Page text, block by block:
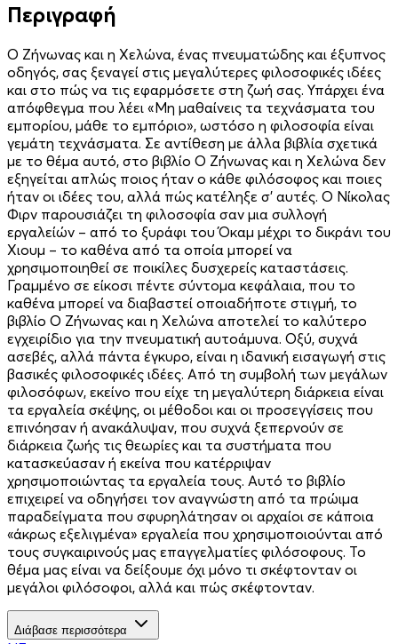
Περιγραφή
Ο Ζήνωνας και η Χελώνα, ένας πνευματώδης και έξυπνος
οδηγός, σας ξεναγεί στις μεγαλύτερες φιλοσοφικές ιδέες
και στο πώς να τις εφαρμόσετε στη ζωή σας. Υπάρχει ένα
απόφθεγμα που λέει «Μη μαθαίνεις τα τεχνάσματα του
εμπορίου, μάθε το εμπόριο», ωστόσο η φιλοσοφία είναι
γεμάτη τεχνάσματα. Σε αντίθεση με άλλα βιβλία σχετικά
με το θέμα αυτό, στο βιβλίο Ο Ζήνωνας και η Χελώνα δεν
εξηγείται απλώς ποιος ήταν ο κάθε φιλόσοφος και ποιες
ήταν οι ιδέες του, αλλά πώς κατέληξε σ’ αυτές. Ο Νίκολας
Φιρν παρουσιάζει τη φιλοσοφία σαν μια συλλογή
εργαλείών – από το ξυράφι του Όκαμ μέχρι το δικράνι του
Χιουμ – το καθένα από τα οποία μπορεί να
χρησιμοποιηθεί σε ποικίλες δυσχερείς καταστάσεις.
Γραμμένο σε είκοσι πέντε σύντομα κεφάλαια, που το
καθένα μπορεί να διαβαστεί οποιαδήποτε στιγμή, το
βιβλίο Ο Ζήνωνας και η Χελώνα αποτελεί το καλύτερο
εγχειρίδιο για την πνευματική αυτοάμυνα. Οξύ, συχνά
ασεβές, αλλά πάντα έγκυρο, είναι η ιδανική εισαγωγή στις
βασικές φιλοσοφικές ιδέες. Από τη συμβολή των μεγάλων
φιλοσόφων, εκείνο που είχε τη μεγαλύτερη διάρκεια είναι
τα εργαλεία σκέψης, οι μέθοδοι και οι προσεγγίσεις που
επινόησαν ή ανακάλυψαν, που συχνά ξεπερνούν σε
διάρκεια ζωής τις θεωρίες και τα συστήματα που
κατασκεύασαν ή εκείνα που κατέρριψαν
χρησιμοποιώντας τα εργαλεία τους. Αυτό το βιβλίο
επιχειρεί να οδηγήσει τον αναγνώστη από τα πρώιμα
παραδείγματα που σφυρηλάτησαν οι αρχαίοι σε κάποια
«άκρως εξελιγμένα» εργαλεία που χρησιμοποιούνται από
τους συγκαιρινούς μας επαγγελματίες φιλόσοφους. Το
θέμα μας είναι να δείξουμε όχι μόνο τι σκέφτονταν οι
μεγάλοι φιλόσοφοι, αλλά και πώς σκέφτονταν.
Διάβασε περισσότερα